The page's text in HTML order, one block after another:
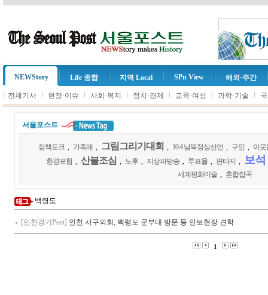
NEWStory Life 종합 지역 Local SPn View 해외·주간
l 전체기사 l 현장·이슈 l 사회·복지 l 정치·경제 l 교육·여성 l 과학·기술 l
서울포스트
젇책토크 가족애 그림그리기대회 10.4 남북정상선언 구인
이
환경포험
산불조심 노후 지상파방송 투표율 판타지 보석
세계평화미술 혼합잡곡
백령도
[인천경기Post] 인천 서구의회, 백령도 군부대 방문 등 안보현장 견학
1